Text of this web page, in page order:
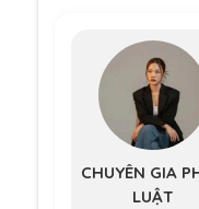
CHUYÊN GIA
LUẬT